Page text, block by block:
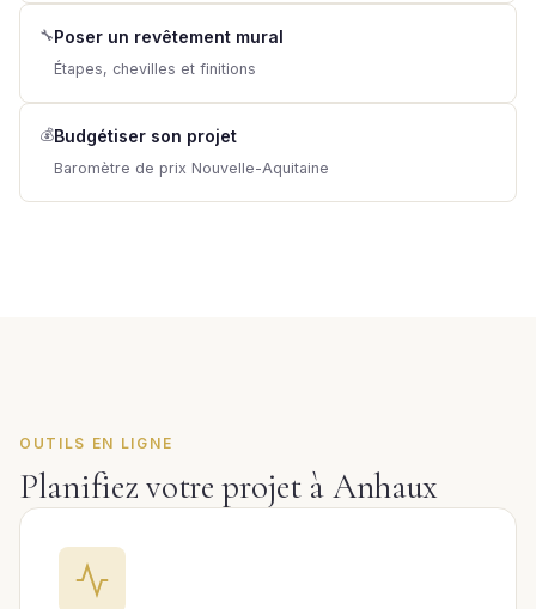
🔧Poser un revêtement mural
Étapes, chevilles et finitions
💰Budgétiser son projet
Baromètre de prix Nouvelle-Aquitaine
OUTILS EN LIGNE
Planifiez votre projet à Anhaux